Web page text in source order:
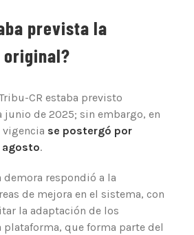
prevista la
original?
CR estaba previsto
de 2025; sin embargo, en
se postergó por
agosto.
demora respondió a la
de mejora en el sistema, con
la adaptación de los
plataforma, que forma parte del